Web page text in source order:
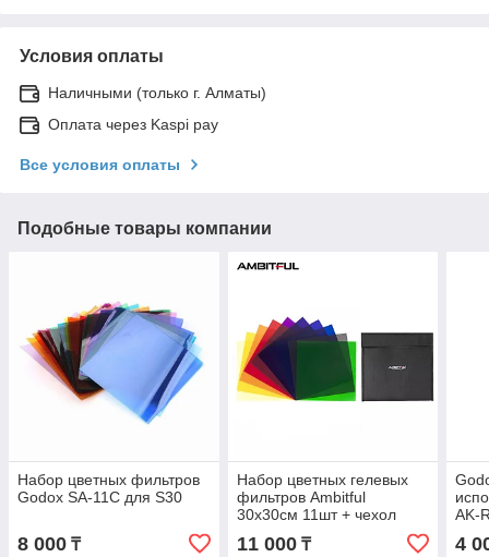
Условия оплаты
Наличными (только г. Алматы)
Оплата через Kaspi pay
Все условия оплаты
Подобные товары компании
Набор цветных фильтров
Godox SA-11C для S30
8 000 ₸
Набор цветных гелевых
фильтров Ambitful
30x30см 11шт + чехол
11 000₸
AK-
4